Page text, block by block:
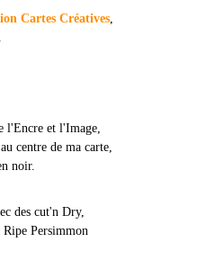
Cartes Créatives,
l'Encre et l'Image,
centre de ma carte,
noir.
des cut'n Dry,
Persimmon